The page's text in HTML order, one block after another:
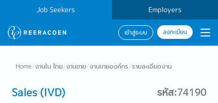
Job Seekers Employers
เข้าสู่ระบบ ลงทะเบียน
Home/งานใน ไทย/งานขาย/งานขายองค์กร/รายละเอียดงาน
Sales (IVD) รหัส:74190